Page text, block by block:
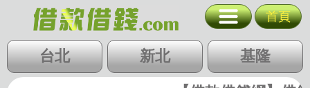
不是借不到
首頁
台北 新北 基隆
北北基 桃竹苗 中彰投
台北 新北
基隆